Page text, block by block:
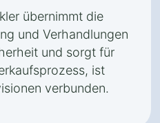
übernimmt die
und Verhandlungen
und sorgt für
ist
verbunden.